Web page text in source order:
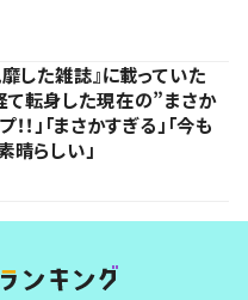
した雑誌』に載っていた
て転身した現在の”まさか
！」「まさかすぎる」「今も
晴らしい」